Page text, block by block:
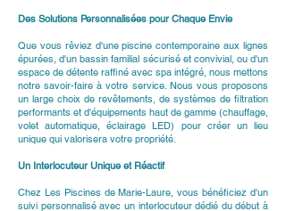
Des Solutions Personnalisées pour Chaque Envie
Que vous rêviez d'une piscine contemporaine aux lignes
épurées, d'un bassin familial sécurisé et convivial, ou d'un
espace de détente raffiné avec spa intégré, nous mettons
notre savoir-faire à votre service. Nous vous proposons
un large choix de revêtements, de systèmes de filtration
performants et d'équipements haut de gamme (chauffage,
volet automatique, éclairage LED) pour créer un lieu
unique qui valorisera votre propriété.
Un Interlocuteur Unique et Réactif
Chez Les Piscines de Marie-Laure, vous bénéficiez d'un
suivi personnalisé avec un interlocuteur dédié du début à